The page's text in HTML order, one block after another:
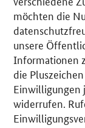
möchten die
unsere
Informationen
die
Einwilligungen
widerrufen.